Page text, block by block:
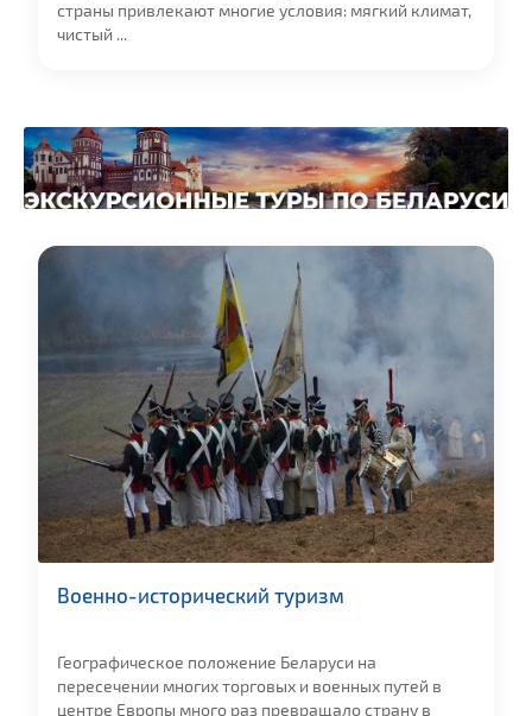
страны привлекают многие условия: мягкий климат,
чистый ...
Военно-исторический туризм
Географическое положение Беларуси на
пересечении многих торговых и военных путей в
центре Европы много раз превращало страну в